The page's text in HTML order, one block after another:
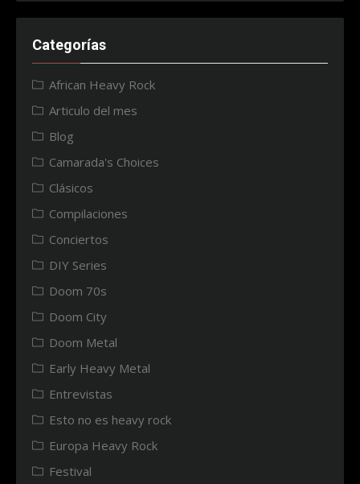
Categorías
African Heavy Rock
Articulo del mes
Blog
Camarada's Choices
Clásicos
Compilaciones
Conciertos
DIY Series
Doom 70s
Doom City
Doom Metal
Early Heavy Metal
Entrevistas
Esto no es heavy rock
Europa Heavy Rock
Festival